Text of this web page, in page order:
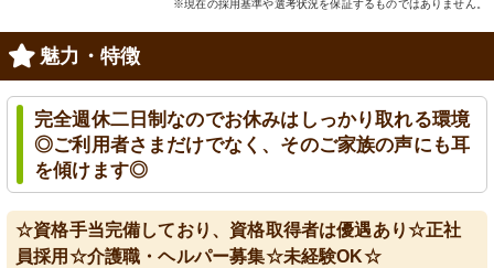
※現在の採用基準や選考状況を保証するものではありません。
魅力・特徴
完全週休二日制なのでお休みはしっかり取れる環境
◎ご利用者さまだけでなく、そのご家族の声にも耳
を傾けます◎
☆資格手当完備しており、資格取得者は優遇あり☆正社
員採用☆介護職・ヘルパー募集☆未経験OK☆